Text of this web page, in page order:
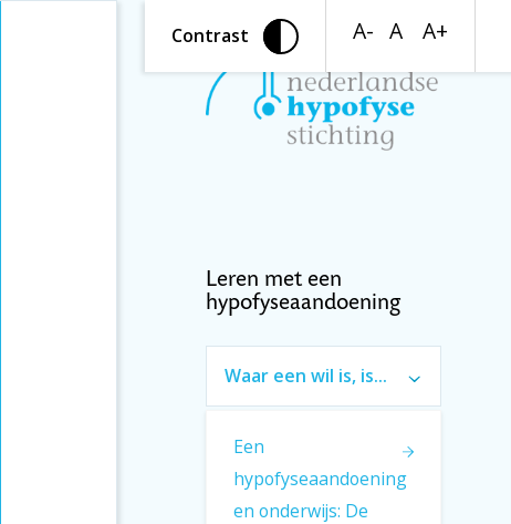
Contrast A- A A+
Leren met een
hypofyseaandoening
Waar een wil is, is
Een
hypofyseaandoening
en onderwijs: De
Introductie
Gymnasium